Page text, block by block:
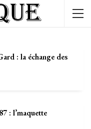
: la échange des
: l’maquette